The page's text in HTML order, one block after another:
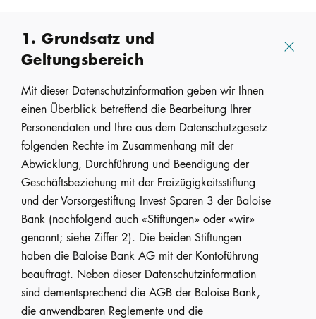
1. Grundsatz und
Geltungsbereich
Mit dieser Datenschutzinformation geben wir Ihnen
einen Überblick betreffend die Bearbeitung Ihrer
Personendaten und Ihre aus dem Datenschutzgesetz
folgenden Rechte im Zusammenhang mit der
Abwicklung, Durchführung und Beendigung der
Geschäftsbeziehung mit der Freizügigkeitsstiftung
und der Vorsorgestiftung Invest Sparen 3 der Baloise
Bank (nachfolgend auch «Stiftungen» oder «wir»
genannt; siehe Ziffer 2). Die beiden Stiftungen
haben die Baloise Bank AG mit der Kontoführung
beauftragt. Neben dieser Datenschutzinformation
sind dementsprechend die AGB der Baloise Bank,
die anwendbaren Reglemente und die